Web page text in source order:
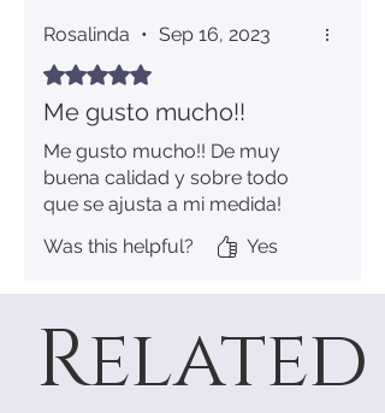
Rosalinda • Sep 16, 2023
Rated 5 out of 5 stars.
Me gusto mucho!!
Me gusto mucho!! De muy
buena calidad y sobre todo
que se ajusta a mi medida!
Was this helpful?
Yes
Related